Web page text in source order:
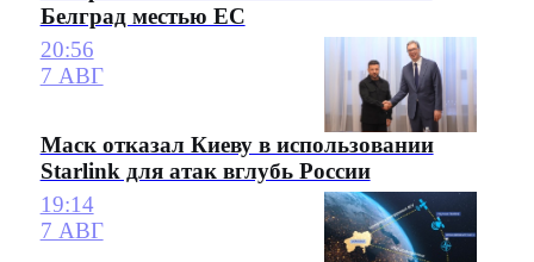
Белград местью ЕС
20:56
7 АВГ
Маск отказал Киеву в использовании
Starlink для атак вглубь России
19:14
7 АВГ